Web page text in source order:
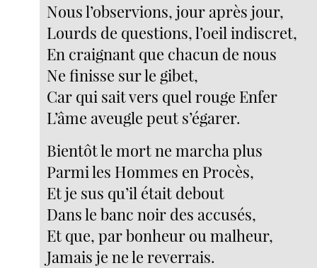
Nous l’observions, jour après jour,
Lourds de questions, l’oeil indiscret,
En craignant que chacun de nous
Ne finisse sur le gibet,
Car qui sait vers quel rouge Enfer
L’âme aveugle peut s’égarer.
Bientôt le mort ne marcha plus
Parmi les Hommes en Procès,
Et je sus qu’il était debout
Dans le banc noir des accusés,
Et que, par bonheur ou malheur,
Jamais je ne le reverrais.